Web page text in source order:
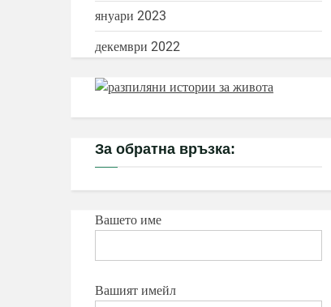
януари 2023
декември 2022
За обратна връзка:
Вашето име
Вашият имейл